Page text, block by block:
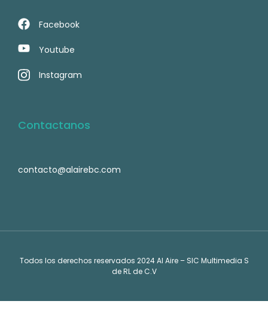
Facebook
Youtube
Instagram
Contactanos
contacto@alairebc.com
Todos los derechos reservados 2024 Al Aire – SIC Multimedia S
de RL de C.V